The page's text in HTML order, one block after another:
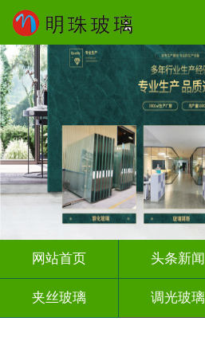
网站首页 头条新闻
夹丝玻璃 调光玻璃